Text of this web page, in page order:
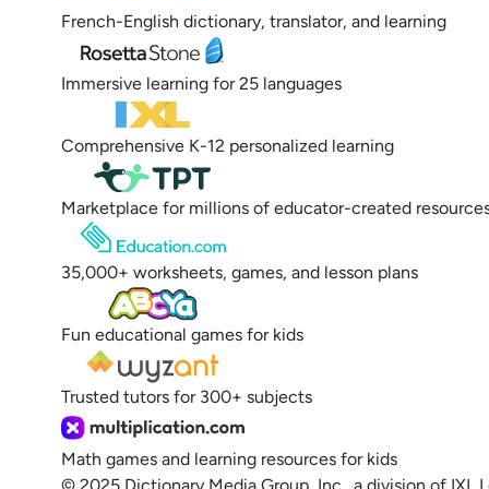
French-English dictionary, translator, and learning
Immersive learning for 25 languages
Comprehensive K-12 personalized learning
Marketplace for millions of educator-created
35,000+ worksheets, games, and lesson plans
Fun educational games for kids
Trusted tutors for 300+ subjects
Math games and learning resources for kids